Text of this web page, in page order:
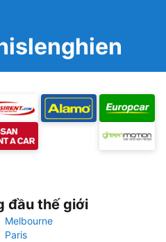
đầu thế giới
Melbourne
Paris